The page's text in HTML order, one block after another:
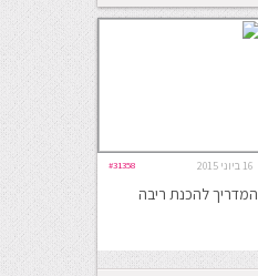
16 ביוני 2015 #31358
המדריך להכנת ריבה